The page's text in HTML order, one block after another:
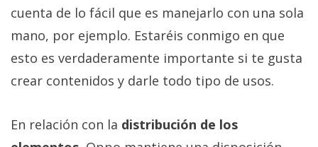
cuenta de lo fácil que es manejarlo con una sola
mano, por ejemplo. Estaréis conmigo en que
esto es verdaderamente importante si te gusta
crear contenidos y darle todo tipo de usos.
En relación con la distribución de los